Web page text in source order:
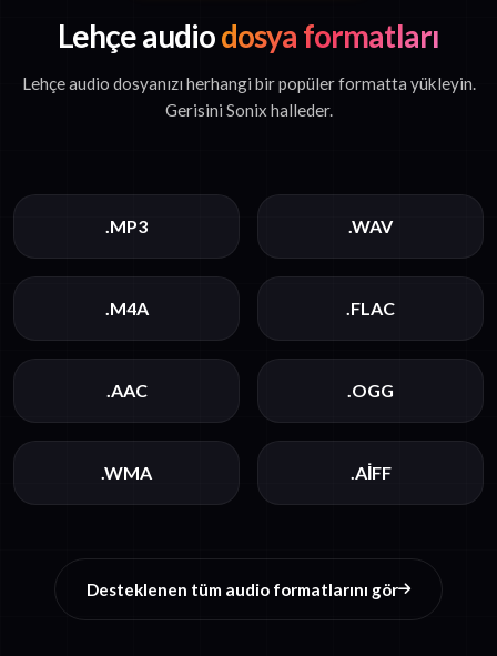
Lehçe audiodosya formatları
Lehçe audio dosyanızı herhangi bir popüler formatta yükleyin.
Gerisini Sonix halleder.
.MP3 .WAV
.M4A .FLAC
.AAC .OGG
.WMA .AIFF
Desteklenen tüm audio formatlarını gör